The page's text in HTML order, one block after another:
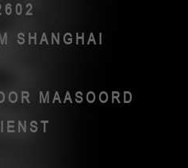
SHANGHAI
MAASOORD